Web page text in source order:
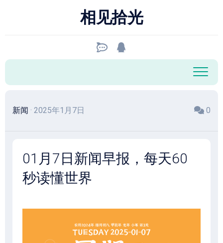
相见拾光
新闻 · 2025年1月7日 0
01月7日新闻早报，每天60
秒读懂世界